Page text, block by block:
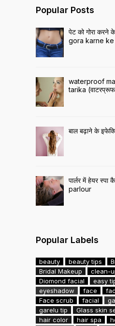
Popular Posts
पेट को गोरा
gora karne
waterproof
tarika
बाल बढ़ाने के
पार्लर में हेयर
parlour
Popular Labels
beauty beauty tips
Bridal Makeup
clean-
Diomond facial
easy
eyeshadow
face
Face scrub
facial
garelu tip
Glass skin
hair color
hair spa